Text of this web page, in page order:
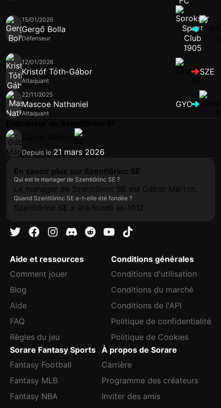
15/01/2026
Gergő Bolla
Défenseur
12/01/2026
Kristóf Tóth-Gábor
Attaquant
SZE
22/11/2025
Mascoe Nathaniel
Attaquant
GYO
Depuis le 21 mars 2026
En savoir plus sur Szentlőrinc SE
Qui est le manager de Szentlőrinc SE ?
Le manager de Szentlőrinc SE est Gábor Márton.
Quand Szentlőrinc SE a-t-elle été fondée ?
Szentlőrinc SE a été fondé en 1912.
Aide et ressources
Comment jouer
Blog
Aide
FAQ
Règles du jeu
Conditions générales
Conditions d'utilisation
Conditions du marché
Conditions de l'API
Politique de confidentialité
Politique de Cookies
Sorare Fantasy Sports
Fantasy Football
Fantasy MLB
Fantasy NBA
À propos de Sorare
Carrière
Programme des créateurs
Inviter des amis